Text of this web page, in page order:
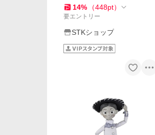
14% （448pt）
要エントリー
STKショップ